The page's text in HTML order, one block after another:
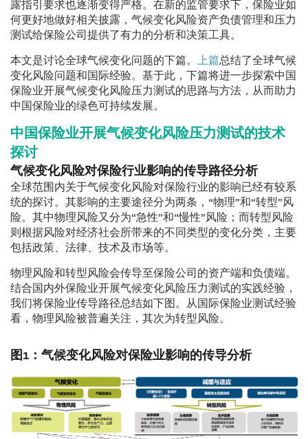
露指引要求也逐渐变得严格。在新的监管要求下，保险业如
何更好地做好相关披露，气候变化风险资产负债管理和压力
测试给保险公司提供了有力的分析和决策工具。
本文是讨论全球气候变化问题的下篇。 上篇总结了全球气候
变化风险问题和国际经验。基于此，下篇将进一步探索中国
保险业开展气候变化风险压力测试的思路与方法，从而助力
中国保险业的绿色可持续发展。
中国保险业开展气候变化风险压力测试的技术
探讨
气候变化风险对保险行业影响的传导路径分析
全球范围内关于气候变化风险对保险行业的影响已经有较系
统的探讨。其影响的主要途径分为两条，“物理”和“转型”风
险。其中物理风险又分为“急性”和“慢性”风险；而转型风险
则根据风险对经济社会所带来的不同类型的变化分类，主要
包括政策、法律、技术及市场等。
物理风险和转型风险会传导至保险公司的资产端和负债端。
结合国内外保险业开展气候变化风险压力测试的实践经验，
我们将保险业传导路径总结如下图。从国际保险业测试经验
看，物理风险被普遍关注，其次为转型风险。
图1：气候变化风险对保险业影响的传导分析